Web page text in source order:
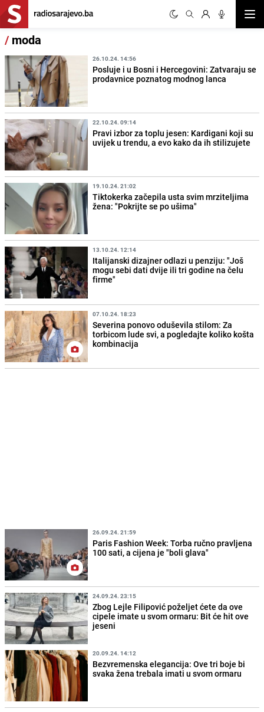
/ moda
26.10.24. 14:56
Posluje i u Bosni i Hercegovini: Zatvaraju se
prodavnice poznatog modnog lanca
22.10.24. 09:14
Pravi izbor za toplu jesen: Kardigani koji su
uvijek u trendu, a evo kako da ih stilizujete
19.10.24. 21:02
Tiktokerka začepila usta svim mrziteljima
žena: "Pokrijte se po ušima"
13.10.24. 12:14
Italijanski dizajner odlazi u penziju: "Još
mogu sebi dati dvije ili tri godine na čelu
firme"
07.10.24. 18:23
Severina ponovo oduševila stilom: Za
torbicom lude svi, a pogledajte koliko košta
kombinacija
26.09.24. 21:59
Paris Fashion Week: Torba ručno pravljena
100 sati, a cijena je "boli glava"
24.09.24. 23:15
Zbog Lejle Filipović poželjet ćete da ove
cipele imate u svom ormaru: Bit će hit ove
jeseni
20.09.24. 14:12
Bezvremenska elegancija: Ove tri boje bi
svaka žena trebala imati u svom ormaru